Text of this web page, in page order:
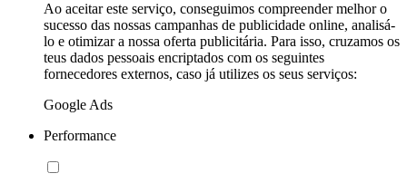
Ao aceitar este serviço, conseguimos compreender melhor o
sucesso das nossas campanhas de publicidade online, analisá-
lo e otimizar a nossa oferta publicitária. Para isso, cruzamos os
teus dados pessoais encriptados com os seguintes
fornecedores externos, caso já utilizes os seus serviços:
Google Ads
Performance